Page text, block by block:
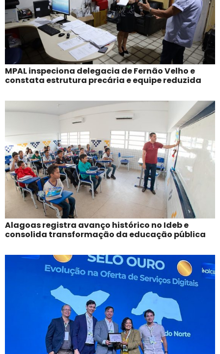
MPAL inspeciona delegacia de Fernão Velho e
constata estrutura precária e equipe reduzida
Alagoas registra avanço histórico no Ideb e
consolida transformação da educação pública